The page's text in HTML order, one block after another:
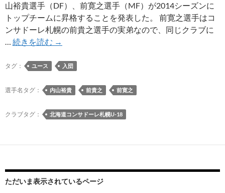
山裕貴選手（DF）、前寛之選手（MF）が2014シーズンに
トップチームに昇格することを発表した。 前寛之選手はコ
ンサドーレ札幌の前貴之選手の実弟なので、同じクラブに
… 続きを読む コ
サ
ー
札
内
山
→
タグ： ユース 入団
選手名タグ： 内山裕貴 前貴之 前寛之
クラブタグ： 北海道コンサドーレ札幌U-18
ただいま表示されているページ